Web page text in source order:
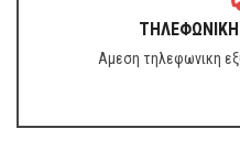
Αμεση τηλεφωνικη